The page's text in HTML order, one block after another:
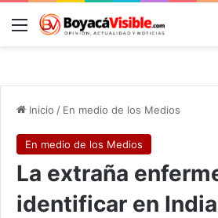
Menú
Inicio / En medio de los Medios
En medio de los Medios
La extraña
identificar en India